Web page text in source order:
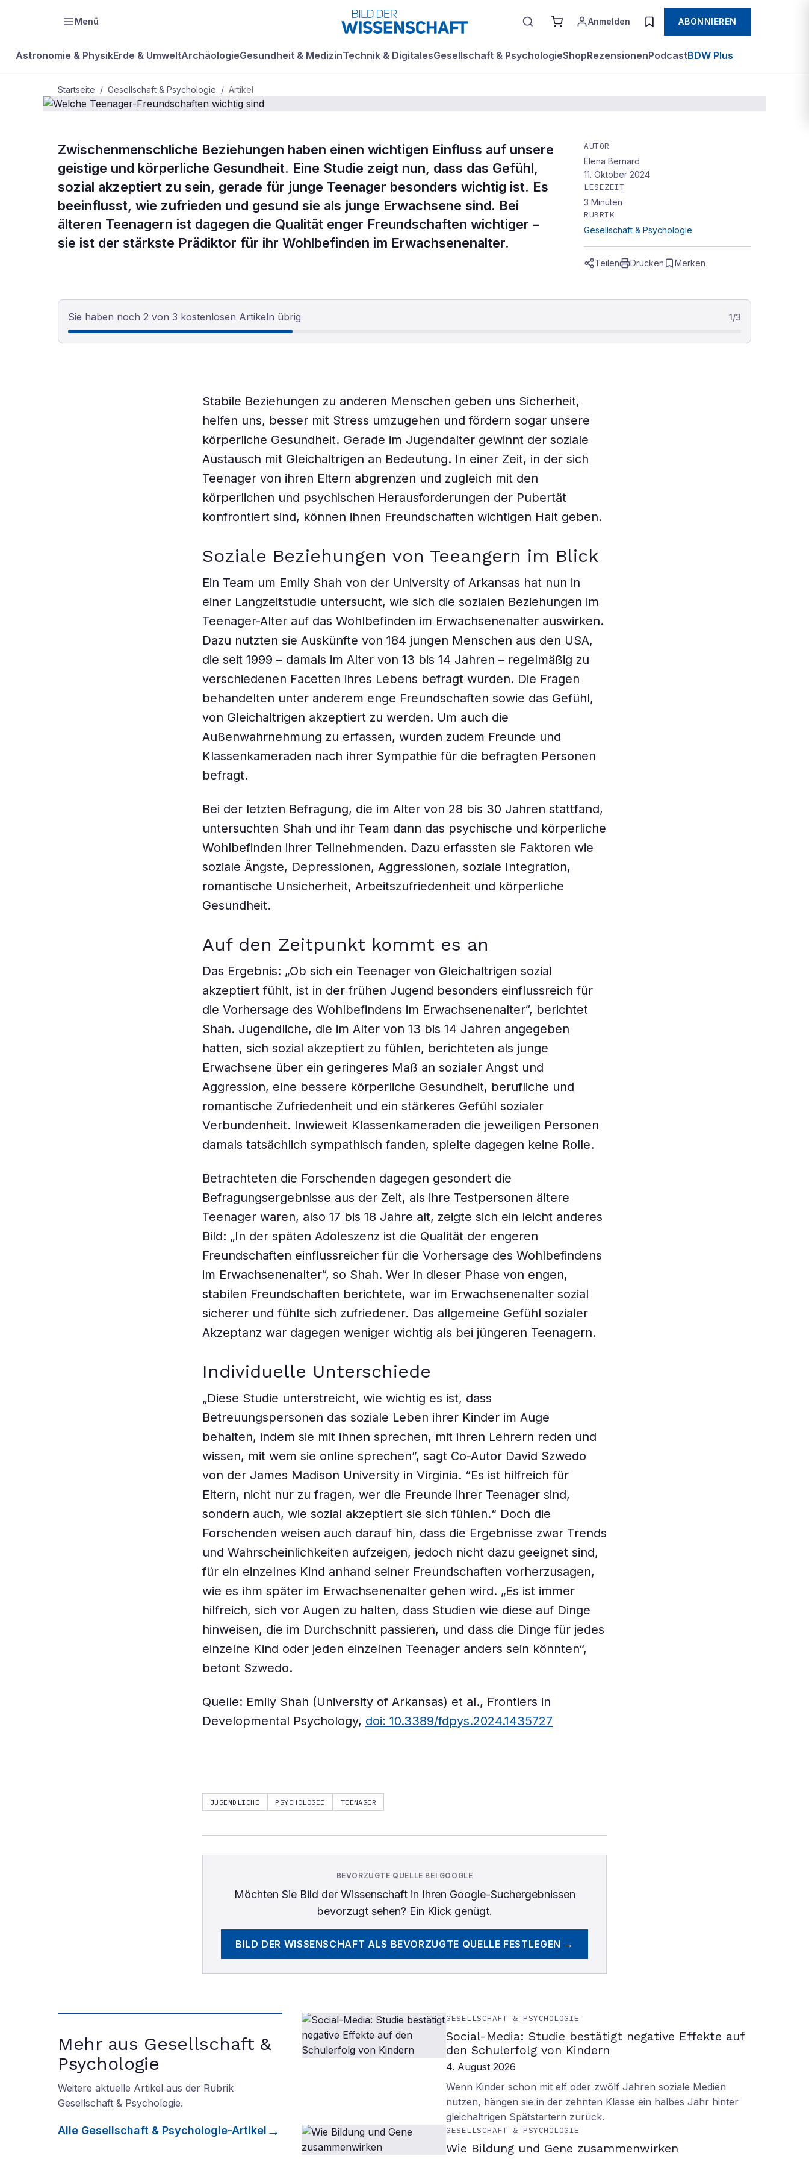
Menü Anmelden ABONNIEREN
Astronomie & PhysikErde & UmweltArchäologieGesundheit & MedizinTechnik & DigitalesGesellschaft & PsychologieShopRezensionenPodcastBDW Plus
Startseite / Gesellschaft & Psychologie / Artikel
BDW PlusGESELLSCHAFT & PSYCHOLOGIE
Welche Teenager-Freundschaften
wichtig sind
Zwischenmenschliche Beziehungen haben einen wichtigen Einfluss auf unsere
geistige und körperliche Gesundheit. Eine Studie zeigt nun, dass das Gefühl,
sozial akzeptiert zu sein, gerade für junge Teenager besonders wichtig ist. Es
beeinflusst, wie zufrieden und gesund sie als junge Erwachsene sind. Bei
älteren Teenagern ist dagegen die Qualität enger Freundschaften wichtiger –
sie ist der stärkste Prädiktor für ihr Wohlbefinden im Erwachsenenalter.
AUTOR
Elena Bernard
11. Oktober 2024
LESEZEIT
3 Minuten
RUBRIK
Gesellschaft & Psychologie
Teilen Drucken Merken
Sie haben noch 2 von 3 kostenlosen Artikeln übrig 1/3
Stabile Beziehungen zu anderen Menschen geben uns Sicherheit,
helfen uns, besser mit Stress umzugehen und fördern sogar unsere
körperliche Gesundheit. Gerade im Jugendalter gewinnt der soziale
Austausch mit Gleichaltrigen an Bedeutung. In einer Zeit, in der sich
Teenager von ihren Eltern abgrenzen und zugleich mit den
körperlichen und psychischen Herausforderungen der Pubertät
konfrontiert sind, können ihnen Freundschaften wichtigen Halt geben.
Soziale Beziehungen von Teeangern im Blick
Ein Team um Emily Shah von der University of Arkansas hat nun in
einer Langzeitstudie untersucht, wie sich die sozialen Beziehungen im
Teenager-Alter auf das Wohlbefinden im Erwachsenenalter auswirken.
Dazu nutzten sie Auskünfte von 184 jungen Menschen aus den USA,
die seit 1999 – damals im Alter von 13 bis 14 Jahren – regelmäßig zu
verschiedenen Facetten ihres Lebens befragt wurden. Die Fragen
behandelten unter anderem enge Freundschaften sowie das Gefühl,
von Gleichaltrigen akzeptiert zu werden. Um auch die
Außenwahrnehmung zu erfassen, wurden zudem Freunde und
Klassenkameraden nach ihrer Sympathie für die befragten Personen
befragt.
Bei der letzten Befragung, die im Alter von 28 bis 30 Jahren stattfand,
untersuchten Shah und ihr Team dann das psychische und körperliche
Wohlbefinden ihrer Teilnehmenden. Dazu erfassten sie Faktoren wie
soziale Ängste, Depressionen, Aggressionen, soziale Integration,
romantische Unsicherheit, Arbeitszufriedenheit und körperliche
Gesundheit.
Auf den Zeitpunkt kommt es an
Das Ergebnis: „Ob sich ein Teenager von Gleichaltrigen sozial
akzeptiert fühlt, ist in der frühen Jugend besonders einflussreich für
die Vorhersage des Wohlbefindens im Erwachsenenalter“, berichtet
Shah. Jugendliche, die im Alter von 13 bis 14 Jahren angegeben
hatten, sich sozial akzeptiert zu fühlen, berichteten als junge
Erwachsene über ein geringeres Maß an sozialer Angst und
Aggression, eine bessere körperliche Gesundheit, berufliche und
romantische Zufriedenheit und ein stärkeres Gefühl sozialer
Verbundenheit. Inwieweit Klassenkameraden die jeweiligen Personen
damals tatsächlich sympathisch fanden, spielte dagegen keine Rolle.
Betrachteten die Forschenden dagegen gesondert die
Befragungsergebnisse aus der Zeit, als ihre Testpersonen ältere
Teenager waren, also 17 bis 18 Jahre alt, zeigte sich ein leicht anderes
Bild: „In der späten Adoleszenz ist die Qualität der engeren
Freundschaften einflussreicher für die Vorhersage des Wohlbefindens
im Erwachsenenalter“, so Shah. Wer in dieser Phase von engen,
stabilen Freundschaften berichtete, war im Erwachsenenalter sozial
sicherer und fühlte sich zufriedener. Das allgemeine Gefühl sozialer
Akzeptanz war dagegen weniger wichtig als bei jüngeren Teenagern.
Individuelle Unterschiede
„Diese Studie unterstreicht, wie wichtig es ist, dass
Betreuungspersonen das soziale Leben ihrer Kinder im Auge
behalten, indem sie mit ihnen sprechen, mit ihren Lehrern reden und
wissen, mit wem sie online sprechen”, sagt Co-Autor David Szwedo
von der James Madison University in Virginia. “Es ist hilfreich für
Eltern, nicht nur zu fragen, wer die Freunde ihrer Teenager sind,
sondern auch, wie sozial akzeptiert sie sich fühlen.“ Doch die
Forschenden weisen auch darauf hin, dass die Ergebnisse zwar Trends
und Wahrscheinlichkeiten aufzeigen, jedoch nicht dazu geeignet sind,
für ein einzelnes Kind anhand seiner Freundschaften vorherzusagen,
wie es ihm später im Erwachsenenalter gehen wird. „Es ist immer
hilfreich, sich vor Augen zu halten, dass Studien wie diese auf Dinge
hinweisen, die im Durchschnitt passieren, und dass die Dinge für jedes
einzelne Kind oder jeden einzelnen Teenager anders sein könnten“,
betont Szwedo.
Quelle: Emily Shah (University of Arkansas) et al., Frontiers in
Developmental Psychology, doi: 10.3389/fdpys.2024.1435727
JUGENDLICHE PSYCHOLOGIE TEENAGER
BEVORZUGTE QUELLE BEI GOOGLE
Möchten Sie Bild der Wissenschaftin Ihren Google-Suchergebnissen
bevorzugt sehen? Ein Klick genügt.
BILD DER WISSENSCHAFT ALS BEVORZUGTE QUELLE FESTLEGEN →
Mehr aus Gesellschaft &
Psychologie
Weitere aktuelle Artikel aus der Rubrik
Gesellschaft & Psychologie.
Alle Gesellschaft & Psychologie-Artikel
GESELLSCHAFT & PSYCHOLOGIE
Social-Media: Studie bestätigt negative Effekte auf
den Schulerfolg von Kindern
4. August 2026
Wenn Kinder schon mit elf oder zwölf Jahren soziale Medien
nutzen, hängen sie in der zehnten Klasse ein halbes Jahr hinter
gleichaltrigen Spätstartern zurück.
GESELLSCHAFT & PSYCHOLOGIE
Wie Bildung und Gene zusammenwirken